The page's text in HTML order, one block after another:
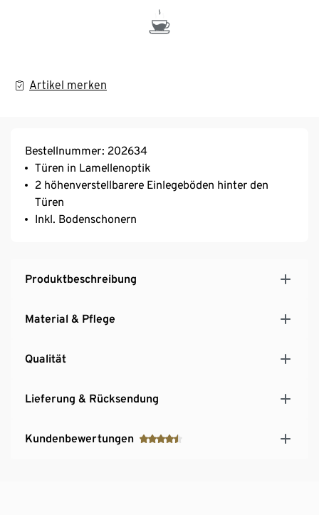
Artikel merken
Bestellnummer: 202634
Türen in Lamellenoptik
2 höhenverstellbarere Einlegeböden hinter den
Türen
Inkl. Bodenschonern
Produktbeschreibung
Material & Pflege
Qualität
Lieferung & Rücksendung
Kundenbewertungen